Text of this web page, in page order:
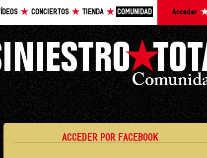
CONCIERTOS TIENDA COMUNIDAD Acceder
ACCEDER POR FACEBOOK